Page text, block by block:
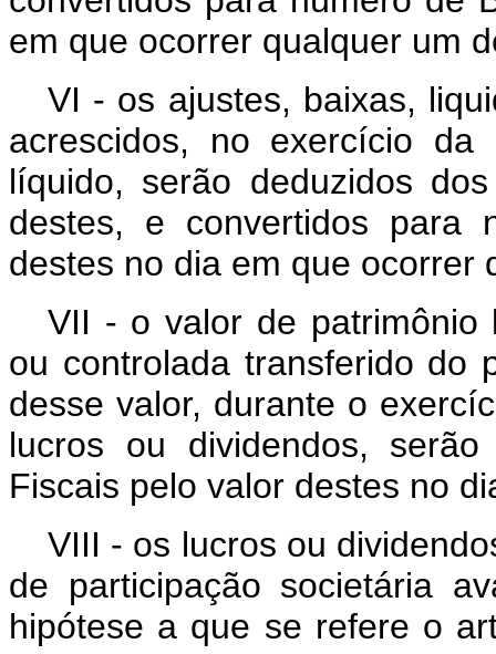
em que ocorrer qualquer um
VI - os ajustes, baixas,
acrescidos, no exercício
líquido, serão deduzidos
destes, e convertidos para
destes no dia em que ocorrer
VII - o valor de patrimônio
ou controlada transferido do
desse valor, durante o
lucros ou dividendos,
Fiscais pelo valor destes no
VIII - os lucros ou
de participação societária
hipótese a que se refere o